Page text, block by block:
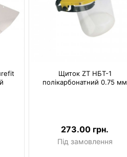
Щиток ZT НБТ-1
полікарбонатний 0.75 мм
273.00 грн.
Під замовлення